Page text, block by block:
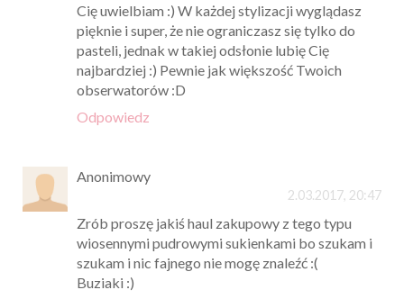
Cię uwielbiam :) W każdej stylizacji wyglądasz
pięknie i super, że nie ograniczasz się tylko do
pasteli, jednak w takiej odsłonie lubię Cię
najbardziej :) Pewnie jak większość Twoich
obserwatorów :D
Odpowiedz
Anonimowy
2.03.2017, 20:47
Zrób proszę jakiś haul zakupowy z tego typu
wiosennymi pudrowymi sukienkami bo szukam i
szukam i nic fajnego nie mogę znaleźć :(
Buziaki :)